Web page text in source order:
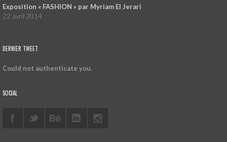
Exposition « FASHION » par Myriam El Jerari
22 avril 2014
DERNIER TWEET
Could not authenticate you.
SOCIAL